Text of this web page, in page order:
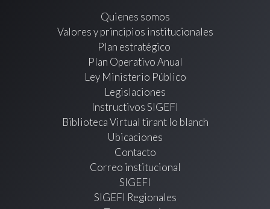
Quienes somos
Valores y principios institucionales
Plan estratégico
Plan Operativo Anual
Ley Ministerio Público
Legislaciones
Instructivos SIGEFI
Biblioteca Virtual tirant lo blanch
Ubicaciones
Contacto
Correo institucional
SIGEFI
SIGEFI Regionales